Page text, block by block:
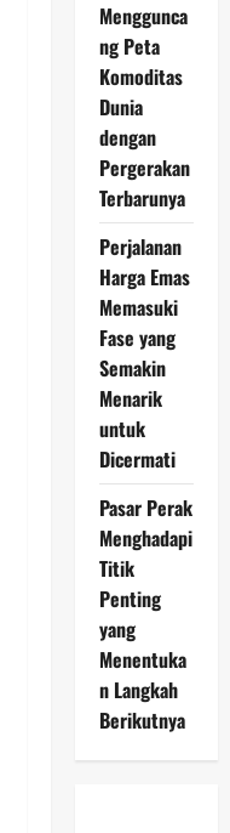
Menggunca
ng Peta
Komoditas
Dunia
dengan
Pergerakan
Terbarunya
Perjalanan
Harga Emas
Memasuki
Fase yang
Semakin
Menarik
untuk
Dicermati
Pasar Perak
Menghadapi
Titik
Penting
yang
Menentuka
n Langkah
Berikutnya